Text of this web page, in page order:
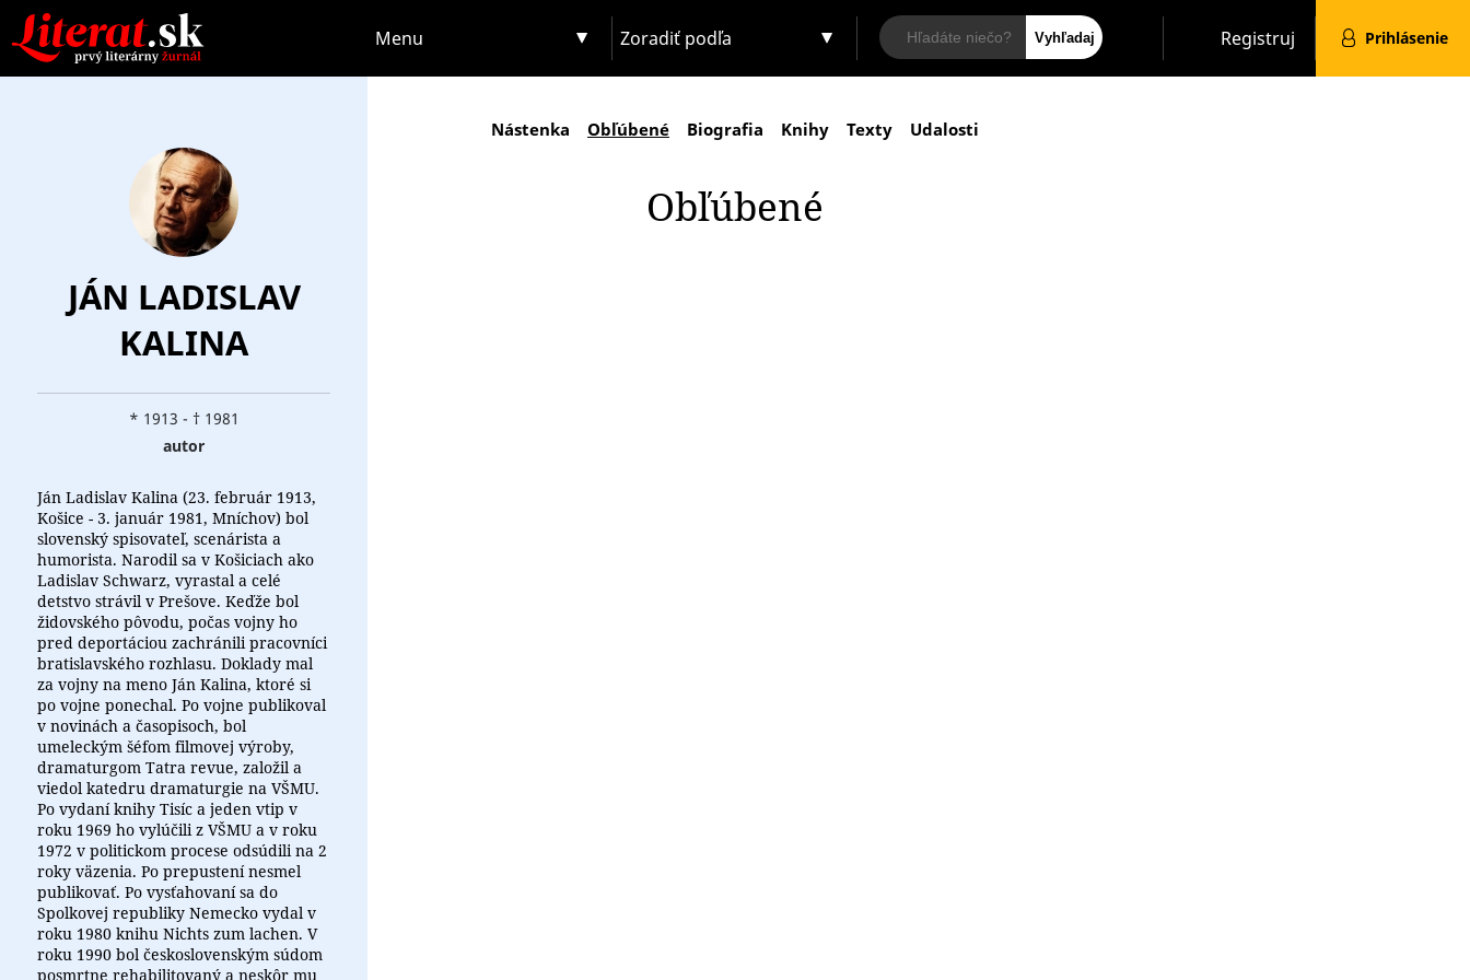
Menu Zoradiť podľa Hľadať Registruj Prihlásenie
JÁN LADISLAV
KALINA
* 1913 - † 1981
autor
Ján Ladislav Kalina (23. február 1913,
Košice - 3. január 1981, Mníchov) bol
slovenský spisovateľ, scenárista a
humorista. Narodil sa v Košiciach ako
Ladislav Schwarz, vyrastal a celé
detstvo strávil v Prešove. Keďže bol
židovského pôvodu, počas vojny ho
pred deportáciou zachránili pracovníci
bratislavského rozhlasu. Doklady mal
za vojny na meno Ján Kalina, ktoré si
po vojne ponechal. Po vojne publikoval
v novinách a časopisoch, bol
umeleckým šéfom filmovej výroby,
dramaturgom Tatra revue, založil a
viedol katedru dramaturgie na VŠMU.
Po vydaní knihy Tisíc a jeden vtip v
roku 1969 ho vylúčili z VŠMU a v roku
1972 v politickom procese odsúdili na 2
roky väzenia. Po prepustení nesmel
publikovať. Po vysťahovaní sa do
Spolkovej republiky Nemecko vydal v
roku 1980 knihu Nichts zum lachen. V
roku 1990 bol československým súdom
posmrtne rehabilitovaný a neskôr mu
Nástenka Obľúbené Biografia Knihy Texty Udalosti
Obľúbené